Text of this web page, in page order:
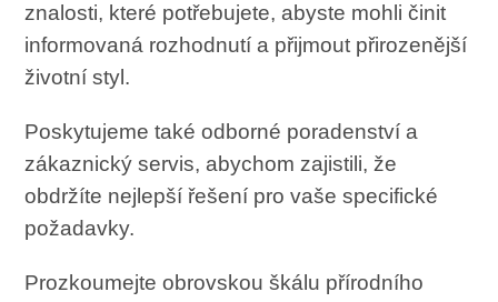
znalosti, které potřebujete, abyste mohli činit
informovaná rozhodnutí a přijmout přirozenější
životní styl.
Poskytujeme také odborné poradenství a
zákaznický servis, abychom zajistili, že
obdržíte nejlepší řešení pro vaše specifické
požadavky.
Prozkoumejte obrovskou škálu přírodního